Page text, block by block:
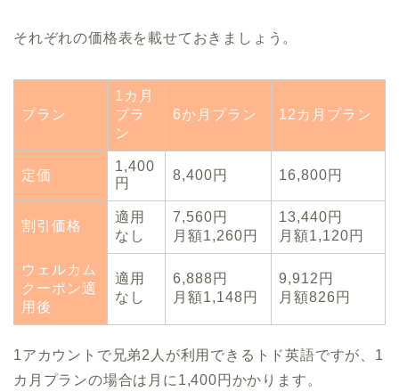
それぞれの価格表を載せておきましょう。
プラン
1カ月
プラ
ン
6か月プラン 12カ月プラン
定価
1,400
円
8,400円 16,800円
割引価格
適用
なし
7,560円
月額1,260円
13,440円
月額1,120円
ウェルカム
クーポン適
用後
適用
なし
6,888円
月額1,148円
9,912円
月額826円
1アカウントで兄弟2人が利用できるトド英語ですが、1
カ月プランの場合は月に1,400円かかります。